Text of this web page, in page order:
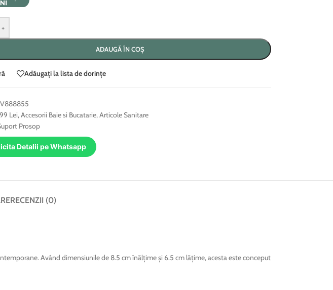
+
ADAUGĂ ÎN COȘ
Adăugați la lista de dorințe
99 Lei,Accesorii Baie si Bucatarie,Articole Sanitare
Prosop
Detalii pe Whatsapp
RECENZII (0)
Având dimensiunile de 8.5 cm înălțime și 6.5 cm lățime, acesta este conceput